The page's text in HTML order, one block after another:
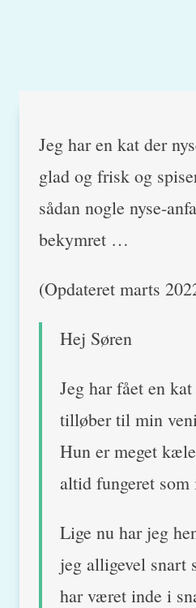
Jeg har en kat der
glad og frisk og
sådan nogle nyse-
bekymret …
(Opdateret marts
Hej Søren
Jeg har fået en
tilløber til min
Hun er meget
altid fungeret som
Lige nu har jeg
jeg alligevel snart
har været inde i